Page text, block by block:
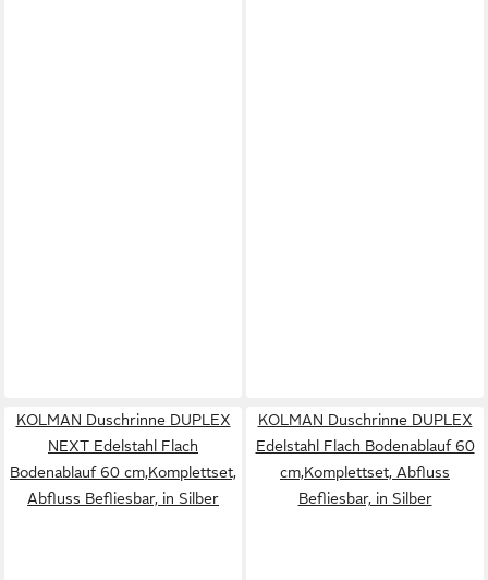
KOLMAN Duschrinne DUPLEX
NEXT Edelstahl Flach
Bodenablauf 60 cm,Komplettset,
Abfluss Befliesbar, in Silber
KOLMAN Duschrinne DUPLEX
Edelstahl Flach Bodenablauf 60
cm,Komplettset, Abfluss
Befliesbar, in Silber